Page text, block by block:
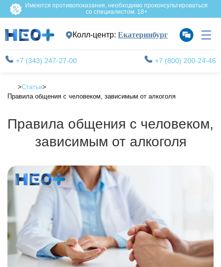
Имеются противопоказания, необходимо проконсультироваться
со специалистом. 18+
Колл-центр:Екатеринбург
+7 (343) 247-27-00 +7 (800) 200-24-46
Статьи
Правила общения с человеком, зависимым от алкоголя
Правила общения с человеком,
зависимым от алкоголя